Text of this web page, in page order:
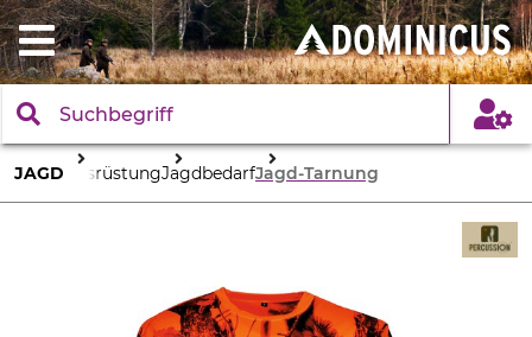
JAGD AusrüstungJagdbedarfJagd-Tarnung